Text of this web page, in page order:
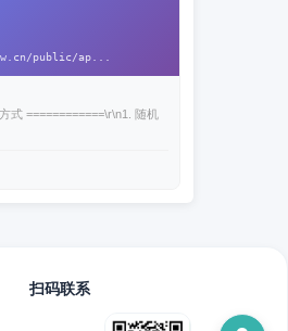
public/ap...
式 ============\r\n1. 随机
扫码联系